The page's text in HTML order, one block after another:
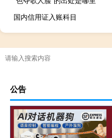
国内信用证入账科目
公告